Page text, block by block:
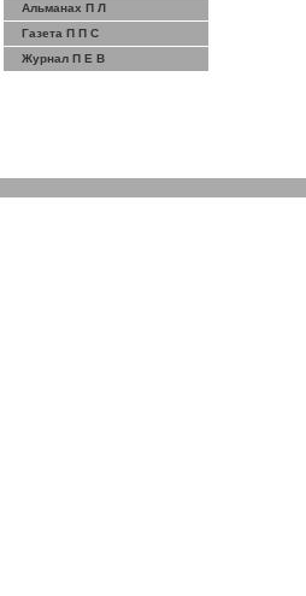
Альманах П Л
Газета П П С
Журнал П Е В